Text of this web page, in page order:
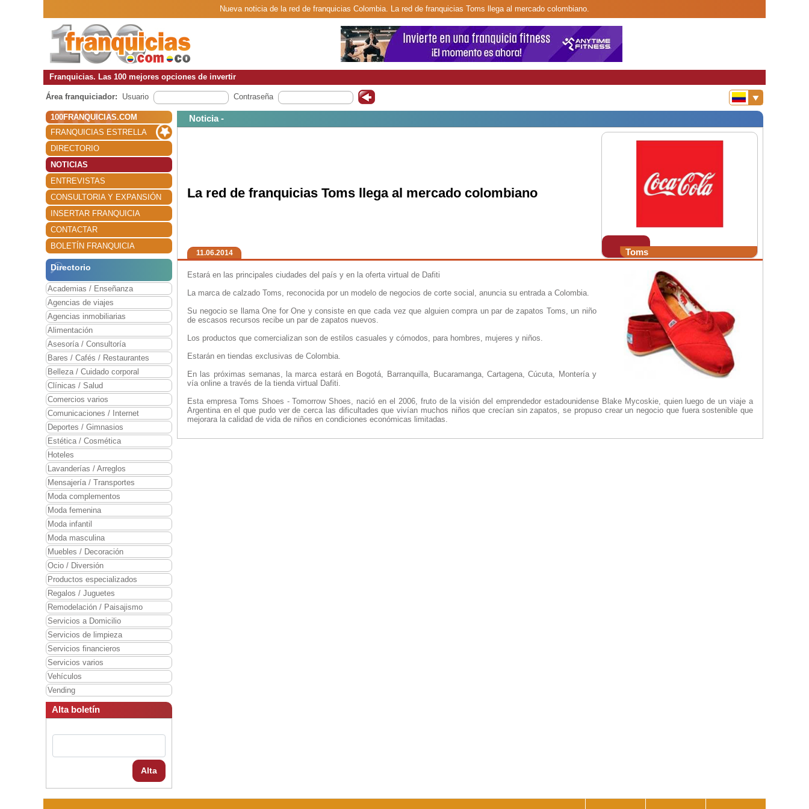
Nueva noticia de la red de franquicias Colombia. La red de franquicias Toms llega al mercado colombiano.
Franquicias. Las 100 mejores opciones de invertir
Área franquiciador: Usuario Contraseña
100FRANQUICIAS.COM
FRANQUICIAS ESTRELLA
DIRECTORIO
NOTICIAS
ENTREVISTAS
CONSULTORIA Y EXPANSIÓN
INSERTAR FRANQUICIA
CONTACTAR
BOLETÍN FRANQUICIA
Directorio
Academias / Enseñanza
Agencias de viajes
Agencias inmobiliarias
Alimentación
Asesoría / Consultoría
Bares / Cafés / Restaurantes
Belleza / Cuidado corporal
Clínicas / Salud
Comercios varios
Comunicaciones / Internet
Deportes / Gimnasios
Estética / Cosmética
Hoteles
Lavanderías / Arreglos
Mensajería / Transportes
Moda complementos
Moda femenina
Moda infantil
Moda masculina
Muebles / Decoración
Ocio / Diversión
Productos especializados
Regalos / Juguetes
Remodelación / Paisajismo
Servicios a Domicilio
Servicios de limpieza
Servicios financieros
Servicios varios
Vehículos
Vending
Alta boletín
Alta
Noticia -
Toms
La red de franquicias Toms llega al mercado colombiano
11.06.2014
Estará en las principales ciudades del país y en la oferta virtual de Dafiti
La marca de calzado Toms, reconocida por un modelo de negocios de corte social, anuncia su entrada a Colombia.
Su negocio se llama One for One y consiste en que cada vez que alguien compra un par de zapatos Toms, un niño
de escasos recursos recibe un par de zapatos nuevos.
Los productos que comercializan son de estilos casuales y cómodos, para hombres, mujeres y niños.
Estarán en tiendas exclusivas de Colombia.
En las próximas semanas, la marca estará en Bogotá, Barranquilla, Bucaramanga, Cartagena, Cúcuta, Montería y
vía online a través de la tienda virtual Dafiti.
Esta empresa Toms Shoes - Tomorrow Shoes, nació en el 2006, fruto de la visión del emprendedor estadounidense Blake Mycoskie, quien luego de un viaje a
Argentina en el que pudo ver de cerca las dificultades que vivían muchos niños que crecían sin zapatos, se propuso crear un negocio que fuera sostenible que
mejorara la calidad de vida de niños en condiciones económicas limitadas.